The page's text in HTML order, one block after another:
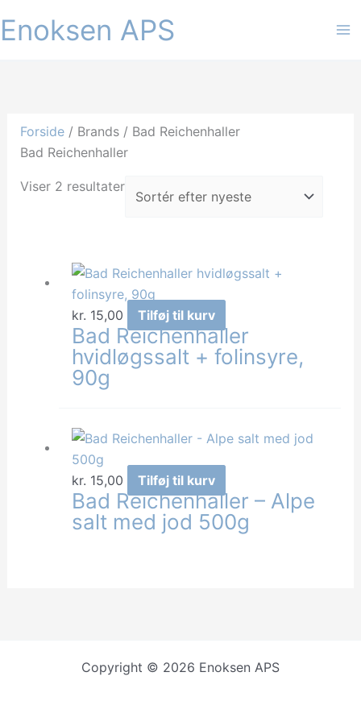
til
Enoksen APS
Forside/ Brands / Bad Reichenhaller
Bad Reichenhaller
Viser 2 resultaterSorteret
efter
kr. 15,00 Tilføj til kurv
Bad Reichenhaller
hvidløgssalt + folinsyre,
90g
kr. 15,00 Tilføj til kurv
Bad Reichenhaller – Alpe
salt med jod 500g
Copyright © 2026 Enoksen APS